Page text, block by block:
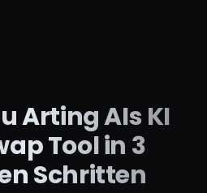
Arting AIs KI
Tool in 3
Schritten